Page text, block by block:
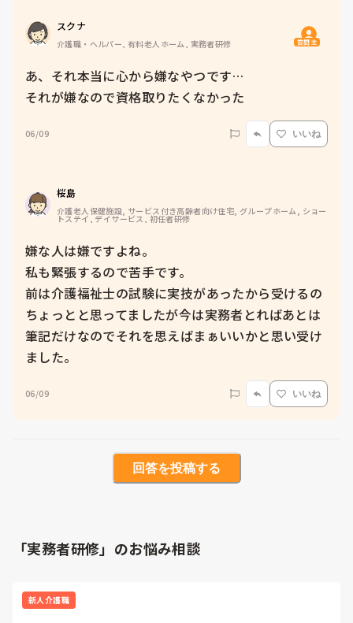
スクナ
介護職・ヘルパー, 有料老人ホーム, 実務者研修 質問主
あ、それ本当に心から嫌なやつです…
それが嫌なので資格取りたくなかった
06/09 いいね
桜島
介護老人保健施設, サービス付き高齢者向け住宅, グループホーム, ショー
トステイ, デイサービス, 初任者研修
嫌な人は嫌ですよね。
私も緊張するので苦手です。
前は介護福祉士の試験に実技があったから受けるの
ちょっとと思ってましたが今は実務者とればあとは
筆記だけなのでそれを思えばまぁいいかと思い受け
ました。
06/09 いいね
回答を投稿する
「実務者研修」のお悩み相談
新人介護職